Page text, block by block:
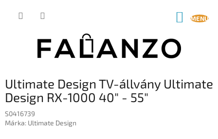
KOSÁR
Ultimate Design TV-állvány Ultimate
Design RX-1000 40" - 55"
S0416739
Márka: Ultimate Design